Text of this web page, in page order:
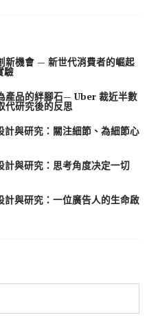
新機會 — 新世代消費者的崛起
驗
產品的絆腳石— Uber 裁近半數
代研究後的反思
與研究：關注細節、為細節心
與研究：思考角度决定一切
與研究：一位廣告人的生命啟